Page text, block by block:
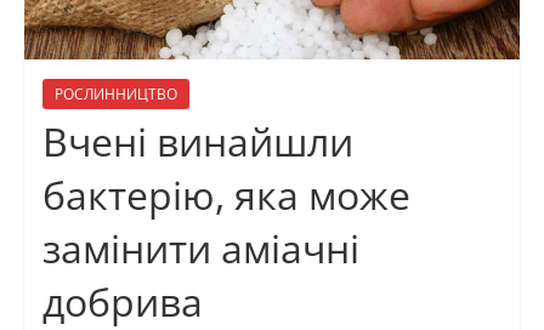
РОСЛИННИЦТВО
Вчені винайшли
бактерію, яка може
замінити аміачні
добрива